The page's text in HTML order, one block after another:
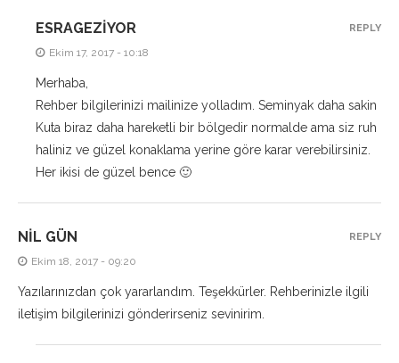
ESRAGEZIYOR
Ekim 17, 2017 - 10:18
Merhaba,
Rehber bilgilerinizi mailinize yolladım. Seminyak daha sakin
Kuta biraz daha hareketli bir bölgedir normalde ama siz ruh
haliniz ve güzel konaklama yerine göre karar verebilirsiniz.
Her ikisi de güzel bence 🙂
REPLY
NIL GÜN
Ekim 18, 2017 - 09:20
Yazılarınızdan çok yararlandım. Teşekkürler. Rehberinizle ilgili
iletişim bilgilerinizi gönderirseniz sevinirim.
REPLY